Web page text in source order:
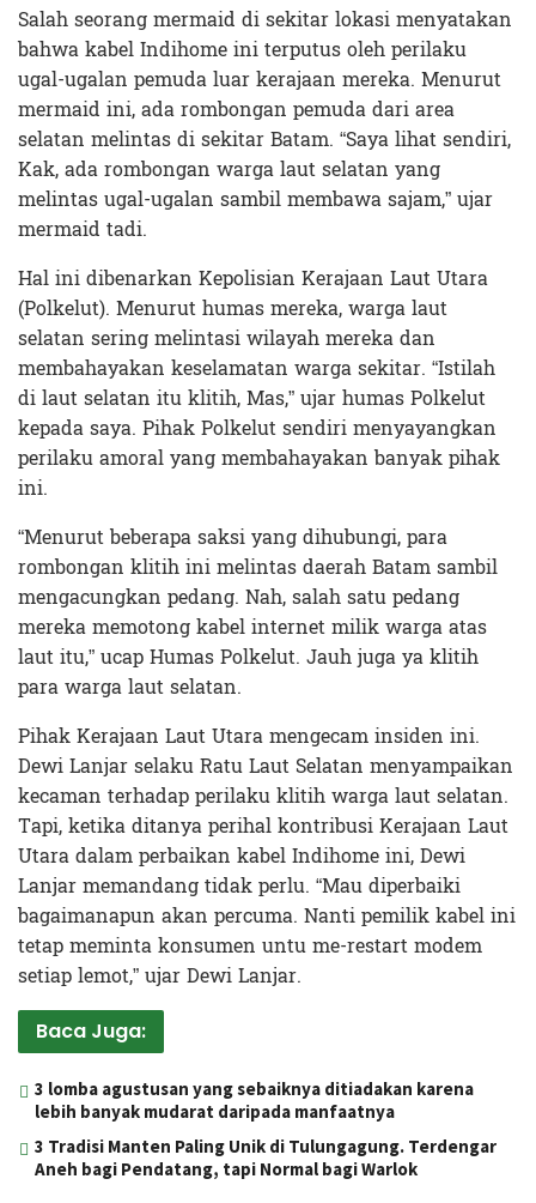
Salah seorang mermaid di sekitar lokasi menyatakan
bahwa kabel Indihome ini terputus oleh perilaku
ugal-ugalan pemuda luar kerajaan mereka. Menurut
mermaid ini, ada rombongan pemuda dari area
selatan melintas di sekitar Batam. “Saya lihat sendiri,
Kak, ada rombongan warga laut selatan yang
melintas ugal-ugalan sambil membawa sajam,” ujar
mermaid tadi.
Hal ini dibenarkan Kepolisian Kerajaan Laut Utara
(Polkelut). Menurut humas mereka, warga laut
selatan sering melintasi wilayah mereka dan
membahayakan keselamatan warga sekitar. “Istilah
di laut selatan itu klitih, Mas,” ujar humas Polkelut
kepada saya. Pihak Polkelut sendiri menyayangkan
perilaku amoral yang membahayakan banyak pihak
ini.
“Menurut beberapa saksi yang dihubungi, para
rombongan klitih ini melintas daerah Batam sambil
mengacungkan pedang. Nah, salah satu pedang
mereka memotong kabel internet milik warga atas
laut itu,” ucap Humas Polkelut. Jauh juga ya klitih
para warga laut selatan.
Pihak Kerajaan Laut Utara mengecam insiden ini.
Dewi Lanjar selaku Ratu Laut Selatan menyampaikan
kecaman terhadap perilaku klitih warga laut selatan.
Tapi, ketika ditanya perihal kontribusi Kerajaan Laut
Utara dalam perbaikan kabel Indihome ini, Dewi
Lanjar memandang tidak perlu. “Mau diperbaiki
bagaimanapun akan percuma. Nanti pemilik kabel ini
tetap meminta konsumen untu me-restart modem
setiap lemot,” ujar Dewi Lanjar.
Baca Juga:
3 lomba agustusan yang sebaiknya ditiadakan karena
lebih banyak mudarat daripada manfaatnya
3 Tradisi Manten Paling Unik di Tulungagung. Terdengar
Aneh bagi Pendatang, tapi Normal bagi Warlok